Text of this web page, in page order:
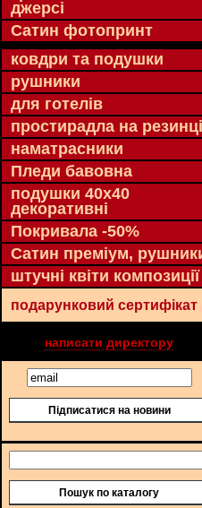
джерсі
Сатин фотопринт
ковдри та подушки
рушники
для готелів
простирадла на резинці
наматрасники
Пледи бавовна
подушки 40х40
декоративні
Покривала -50%
Сатин преміум,
штучні квіти композиції
подарунковий сертифікат
написати директору
Підписатися на новини
Пошук по каталогу